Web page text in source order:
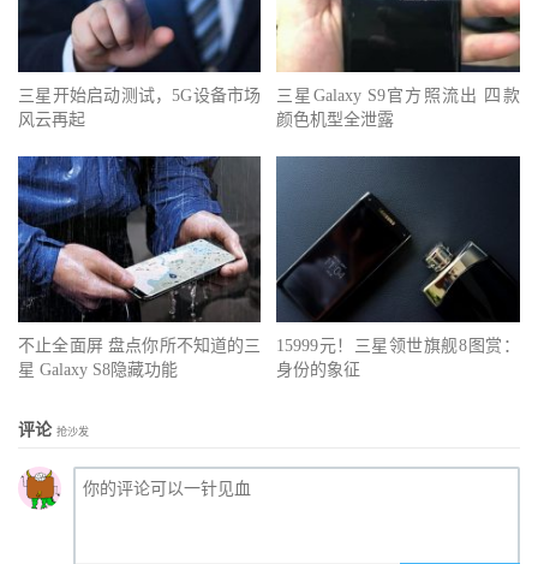
三星开始启动测试，5G设备市场
风云再起
三星Galaxy S9官方照流出 四款
颜色机型全泄露
不止全面屏 盘点你所不知道的三
星 Galaxy S8隐藏功能
15999元！三星领世旗舰8图赏：
身份的象征
评论 抢沙发